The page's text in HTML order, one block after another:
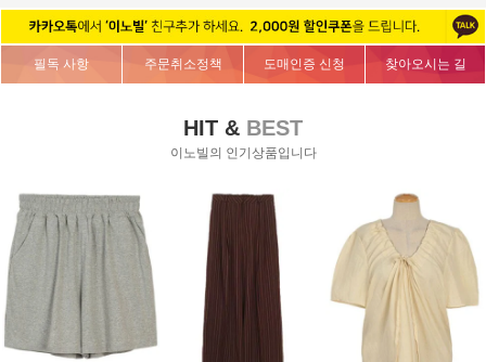
필독 사항 주문취소정책 도매인증 신청 찾아오시는 길
HIT & BEST
이노빌의 인기상품입니다